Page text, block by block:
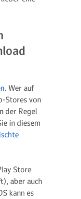
. Wer auf
Stores von
der Regel
in diesem
Store
aber auch
kann es